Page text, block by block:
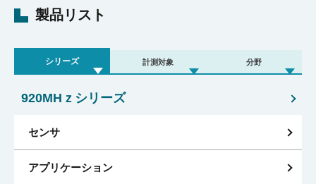
製品リスト
シリーズ 計測対象 分野
920MHｚシリーズ
センサ
アプリケーション